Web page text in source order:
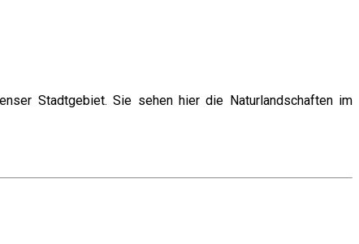
Stadtgebiet. Sie sehen hier die Naturlandschaften im